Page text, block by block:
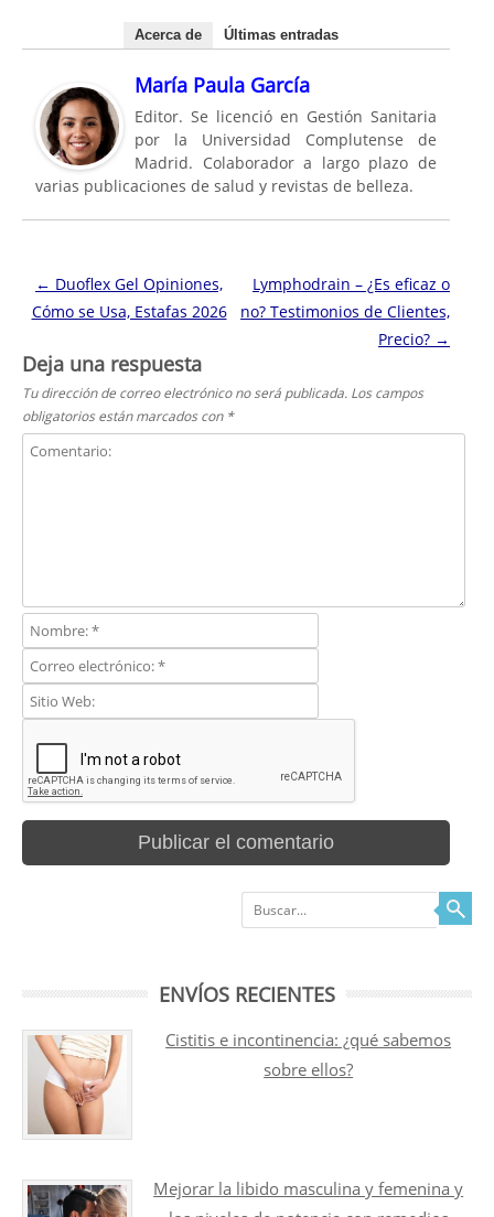
Acerca de Últimas entradas
María Paula García
Editor. Se licenció en Gestión Sanitaria
por la Universidad Complutense de
Madrid. Colaborador a largo plazo de
varias publicaciones de salud y revistas de belleza.
Navegación de entradas
← Duoflex Gel Opiniones,
Cómo se Usa, Estafas 2026
Lymphodrain – ¿Es eficaz o
no? Testimonios de Clientes,
Precio? →
Deja una respuesta
Tu dirección de correo electrónico no será publicada. Los campos
obligatorios están marcados con *
Buscar
ENVÍOS RECIENTES
Cistitis e incontinencia: ¿qué sabemos
sobre ellos?
Mejorar la libido masculina y femenina y